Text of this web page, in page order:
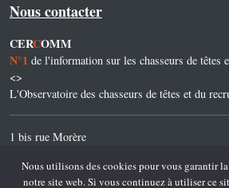
Nous contacter
CERCOMM
N°1 de l'information sur les chasseurs de têtes
<>
L'Observatoire des chasseurs de têtes et du
1 bis rue Morère
Tel. 01 45 45 45 32
Nous utilisons des cookies pour vous garantir
notre site web. Si vous continuez à utiliser ce